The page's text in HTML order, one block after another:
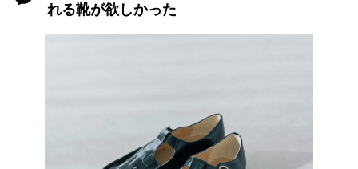
れる靴が欲しかった